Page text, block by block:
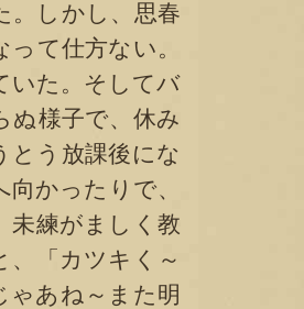
。しかし、思春
て仕方ない。
いた。そしてバ
ぬ様子で、休み
とう放課後にな
かったりで、
未練がましく教
、「カツキく～
ゃあね～また明